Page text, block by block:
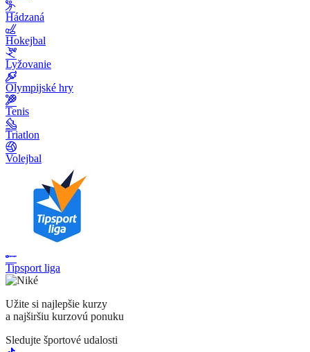
Hádzaná
Hokejbal
Lyžovanie
Olympijské hry
Tenis
Triatlon
Volejbal
Tipsport liga
Užite si najlepšie kurzy
a najširšiu kurzovú ponuku
Sledujte športové udalosti